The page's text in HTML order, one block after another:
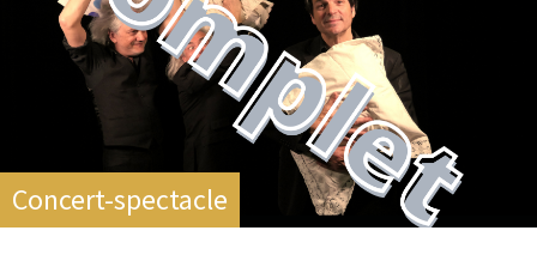
Concert-spectacle